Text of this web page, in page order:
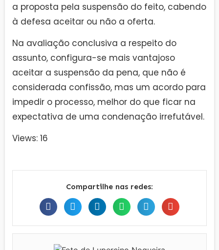
a proposta pela suspensão do feito, cabendo
à defesa aceitar ou não a oferta.
Na avaliação conclusiva a respeito do
assunto, configura-se mais vantajoso
aceitar a suspensão da pena, que não é
considerada confissão, mas um acordo para
impedir o processo, melhor do que ficar na
expectativa de uma condenação irrefutável.
Views: 16
Compartilhe nas redes: